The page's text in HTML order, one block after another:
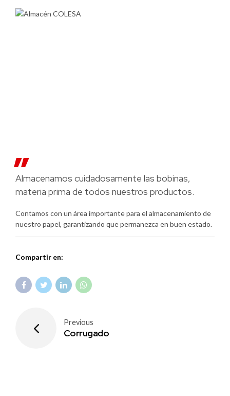
Almacenamos cuidadosamente las bobinas,
materia prima de todos nuestros productos.
Contamos con un área importante para el almacenamiento de
nuestro papel, garantizando que permanezca en buen estado.
Compartir en:
Previous
Corrugado